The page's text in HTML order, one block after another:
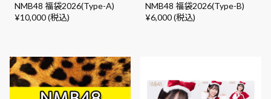
NMB48 福袋2026(Type-A)
¥10,000 (税込)
NMB48 福袋2026(Type-B)
¥6,000 (税込)